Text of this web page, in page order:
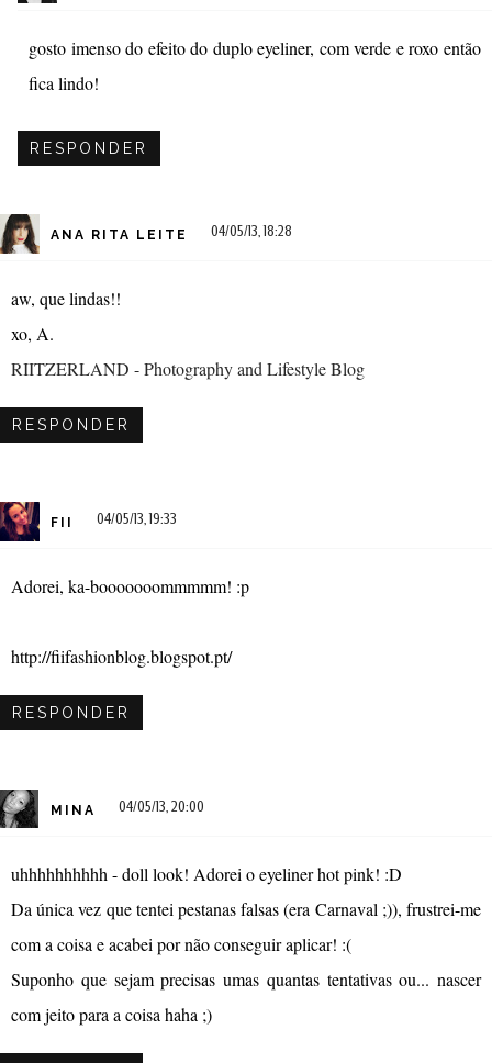
gosto imenso do efeito do duplo eyeliner, com verde e roxo então
fica lindo!
RESPONDER
ANA RITA LEITE 04/05/13, 18:28
aw, que lindas!!
xo, A.
RIITZERLAND - Photography and Lifestyle Blog
RESPONDER
FII 04/05/13, 19:33
Adorei, ka-booooooommmmm! :p
http://fiifashionblog.blogspot.pt/
RESPONDER
MINA 04/05/13, 20:00
uhhhhhhhhhh - doll look! Adorei o eyeliner hot pink! :D
Da única vez que tentei pestanas falsas (era Carnaval ;)), frustrei-me
com a coisa e acabei por não conseguir aplicar! :(
Suponho que sejam precisas umas quantas tentativas ou... nascer
com jeito para a coisa haha ;)